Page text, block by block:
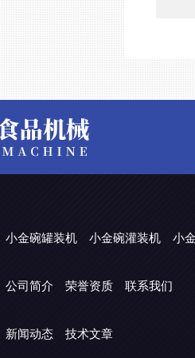
小金碗罐装机 小金碗灌装机 小
公司简介 荣誉资质 联系我们
新闻动态 技术文章